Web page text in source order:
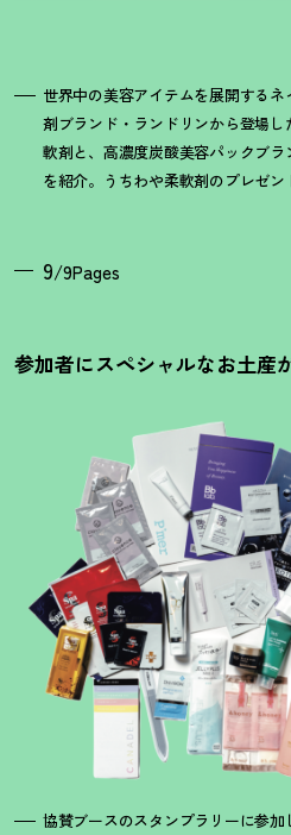
世界中の美容アイテムを展開する
剤ブランド・ランドリンから登場
軟剤と、高濃度炭酸美容パックブ
を紹介。うちわや柔軟剤のプレゼン
9/9Pages
参加者にスペシャルなお土産
協賛ブースのスタンプラリーに参